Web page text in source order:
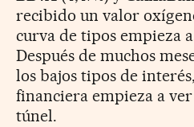
recibido un valor
curva de tipos empieza
Después de muchos
los bajos tipos de
financiera empieza a
túnel.